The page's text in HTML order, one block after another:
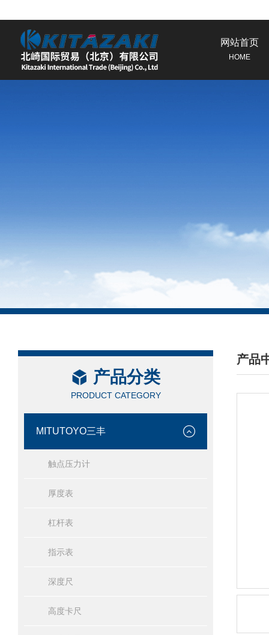
网站首页
HOME
产品分类
PRODUCT CATEGORY
MITUTOYO三丰
触点压力计
厚度表
杠杆表
指示表
深度尺
高度卡尺
产品
/